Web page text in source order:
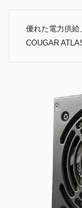
優れた電力供給
COUGAR